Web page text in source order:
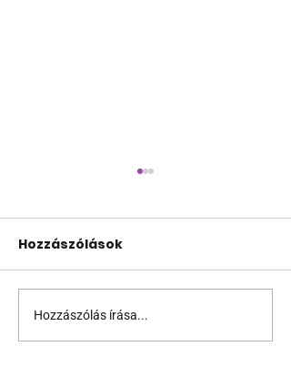
Európa negyedik
legkisebb
Hozzászólások
Hozzászólás írása...